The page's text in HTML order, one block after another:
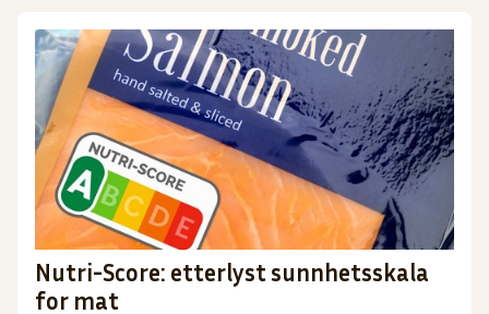
Nutri-Score: etterlyst sunnhetsskala
for mat